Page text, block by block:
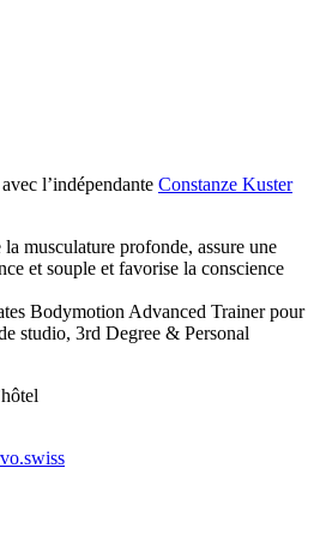
l’indépendante Constanze Kuster
musculature profonde, assure une
et souple et favorise la conscience
Bodymotion Advanced Trainer pour
studio, 3rd Degree & Personal